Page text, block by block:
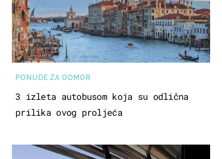
PONUDE ZA ODMOR
3 izleta autobusom koja su odlična
prilika ovog proljeća